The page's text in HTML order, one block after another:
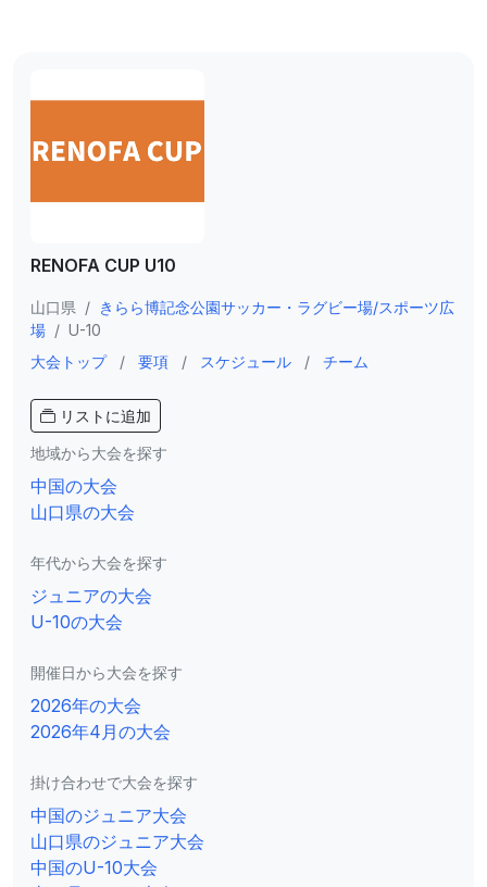
RENOFA CUP U10
山口県 / きらら博記念公園サッカー・ラグビー場/スポーツ広
場 / U-10
大会トップ
/ 要項 / スケジュール / チーム
リストに追加
地域から大会を探す
中国の大会
山口県の大会
年代から大会を探す
ジュニアの大会
U-10の大会
開催日から大会を探す
2026年の大会
2026年4月の大会
掛け合わせで大会を探す
中国のジュニア大会
山口県のジュニア大会
中国のU-10大会